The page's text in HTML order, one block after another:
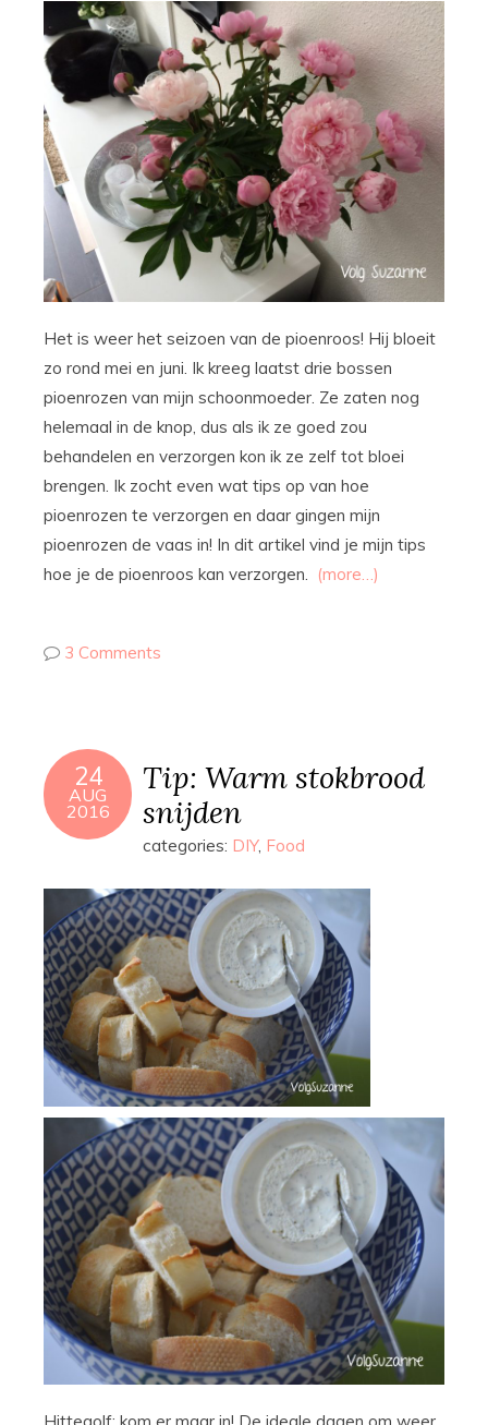
Het is weer het seizoen van de pioenroos! Hij bloeit
zo rond mei en juni. Ik kreeg laatst drie bossen
pioenrozen van mijn schoonmoeder. Ze zaten nog
helemaal in de knop, dus als ik ze goed zou
behandelen en verzorgen kon ik ze zelf tot bloei
brengen. Ik zocht even wat tips op van hoe
pioenrozen te verzorgen en daar gingen mijn
pioenrozen de vaas in! In dit artikel vind je mijn tips
hoe je de pioenroos kan verzorgen. (more…)
3 Comments
24
AUG
2016
Tip: Warm stokbrood
snijden
categories: DIY, Food